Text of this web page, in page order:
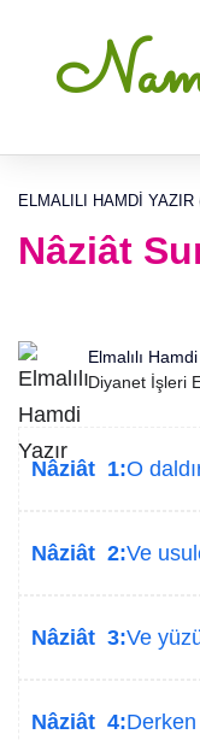
ELMALILI HAMDI YAZIR
Nâziât
Elmalılı
Diyanet İşleri
Nâziât 1:O
Nâziât 2:Ve
Nâziât 3:Ve
Nâziât 4:Derken